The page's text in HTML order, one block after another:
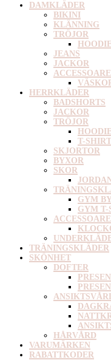
DAMKLÄDER
BIKINI
KLÄNNING
TRÖJOR
JEANS
JACKOR
HERRKLÄDER
BADSHORTS
JACKOR
TRÖJOR
T-
SKJORTOR
BYXOR
SKOR
GYM
GYM T-
TRÄNINGSKLÄDER
SKÖNHET
DOFTER
HÅRVÅRD
VARUMÄRKEN
RABATTKODER